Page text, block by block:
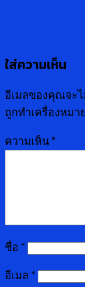
ใส่ความเห็น
อีเมลของคุณจะ
ถูกทำเครื่องหมา
ความเห็น *
ชื่อ *
อีเมล *